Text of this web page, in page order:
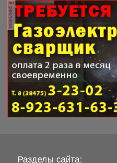
реклама
Разделы сайта: